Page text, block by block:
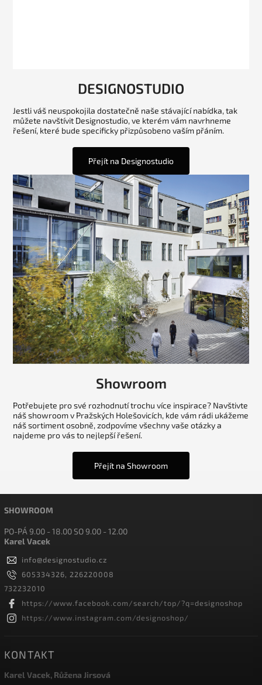
DESIGNOSTUDIO
Jestli váš neuspokojila dostatečně naše stávající nabídka, tak
můžete navštívit Designostudio, ve kterém vám navrhneme
řešení, které bude specificky přizpůsobeno vaším přáním.
Přejít na Designostudio
Showroom
Potřebujete pro své rozhodnutí trochu více inspirace? Navštivte
náš showroom v Pražských Holešovicích, kde vám rádi ukážeme
náš sortiment osobně, zodpovíme všechny vaše otázky a
najdeme pro vás to nejlepší řešení.
Přejít na Showroom
SHOWROOM
PO-PÁ 9.00 - 18.00 SO 9.00 - 12.00
Karel Vacek
info@designostudio.cz
605334326, 226220008
732232010
https://www.facebook.com/search/top/?q=designoshop
https://www.instagram.com/designoshop/
KONTAKT
Karel Vacek, Růžena Jirsová